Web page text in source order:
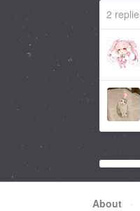
2
About ·